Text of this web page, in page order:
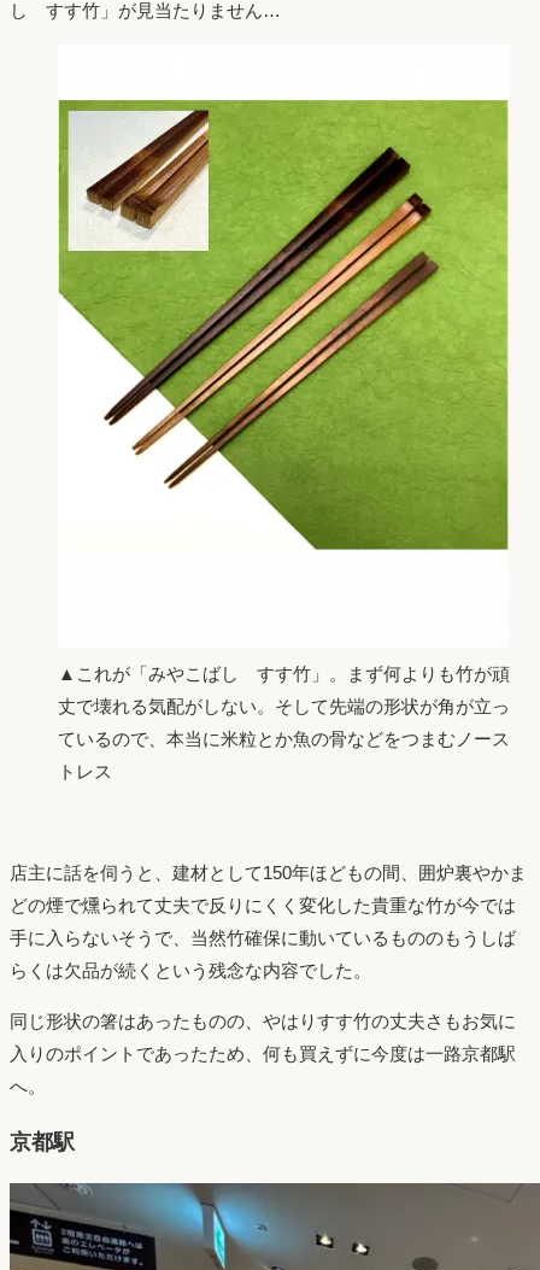
し すす竹」が見当たりません…
▲これが「みやこばし すす竹」。まず何よりも竹が頑
丈で壊れる気配がしない。そして先端の形状が角が立っ
ているので、本当に米粒とか魚の骨などをつまむノース
トレス
店主に話を伺うと、建材として150年ほどもの間、囲炉裏やかま
どの煙で燻られて丈夫で反りにくく変化した貴重な竹が今では
手に入らないそうで、当然竹確保に動いているもののもうしば
らくは欠品が続くという残念な内容でした。
同じ形状の箸はあったものの、やはりすす竹の丈夫さもお気に
入りのポイントであったため、何も買えずに今度は一路京都駅
へ。
京都駅